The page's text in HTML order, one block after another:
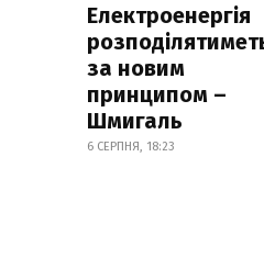
Електроенергія
за новим
принципом –
Шмигаль
6 СЕРПНЯ, 18:23